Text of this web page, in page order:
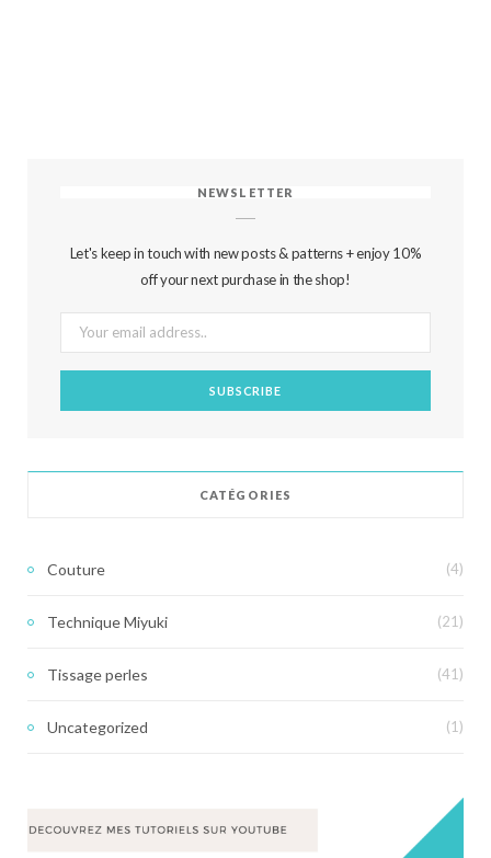
NEWSLETTER
Let's keep in touch with new posts & patterns + enjoy 10%
off your next purchase in the shop!
CATÉGORIES
Couture (4)
Technique Miyuki (21)
Tissage perles (41)
Uncategorized (1)